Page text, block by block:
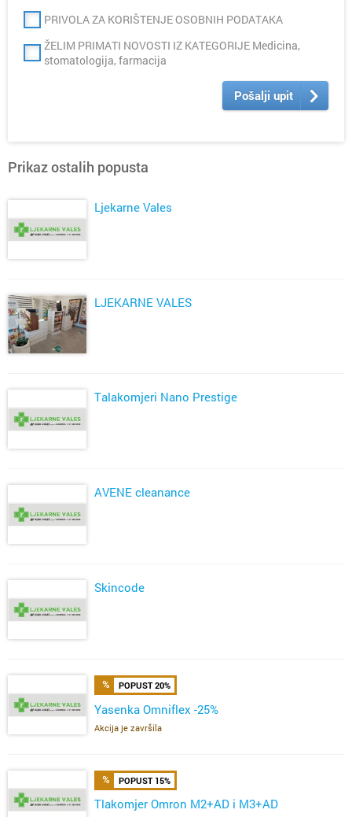
PRIVOLA ZA KORIŠTENJE OSOBNIH PODATAKA
ŽELIM PRIMATI NOVOSTI IZ KATEGORIJE Medicina,
stomatologija, farmacija
Pošalji upit
Prikaz ostalih popusta
Ljekarne Vales
LJEKARNE VALES
Talakomjeri Nano Prestige
AVENE cleanance
Skincode
POPUST 20%
Yasenka Omniflex -25%
Akcija je završila
POPUST 15%
Tlakomjer Omron M2+AD i M3+AD